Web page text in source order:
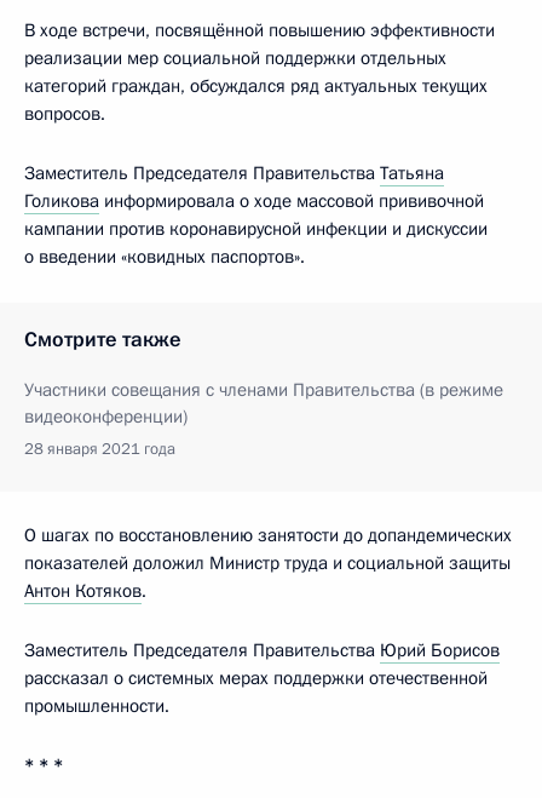
В ходе встречи, посвящённой повышению эффективности
реализации мер социальной поддержки отдельных
категорий граждан, обсуждался ряд актуальных текущих
вопросов.
Заместитель Председателя Правительства Татьяна
Голикова информировала о ходе массовой прививочной
кампании против коронавирусной инфекции и дискуссии
о введении «ковидных паспортов».
Смотрите также
Участники совещания с членами Правительства (в режиме
видеоконференции)
28 января 2021 года
О шагах по восстановлению занятости до допандемических
показателей доложил Министр труда и социальной защиты
Антон Котяков.
Заместитель Председателя Правительства Юрий Борисов
рассказал о системных мерах поддержки отечественной
промышленности.
* * *